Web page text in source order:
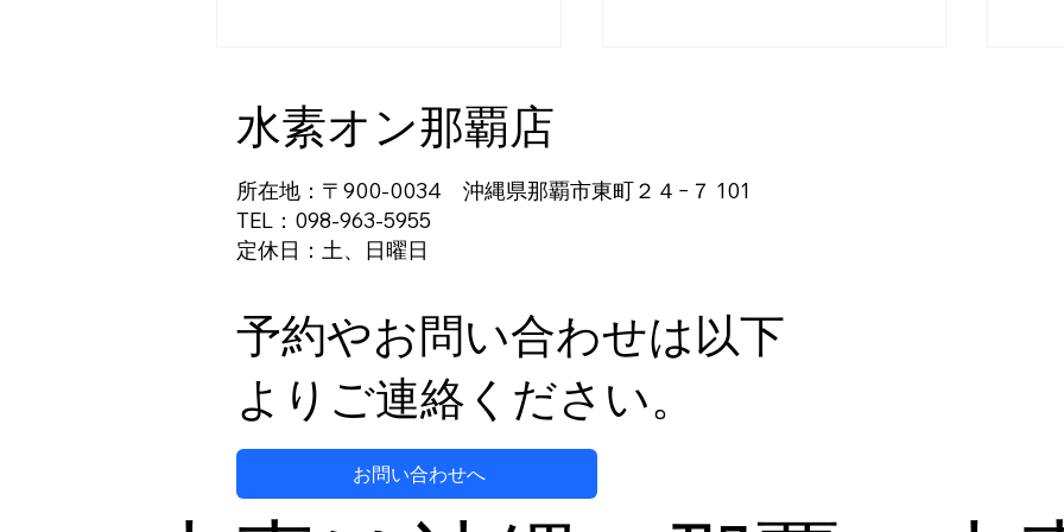
水素オン那覇店
所在地：〒900-0034 沖縄県那覇市東町２４−７ 101
TEL：098-963-5955
定休日：土、日曜日
予約やお問い合わせは以下
よりご連絡ください。
お問い合わせへ
法
を目指す